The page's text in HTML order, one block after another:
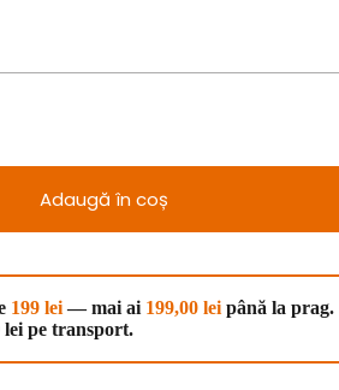
Adaugă în coș
199 lei— mai ai 199,00 leipână la prag.
lei pe transport.